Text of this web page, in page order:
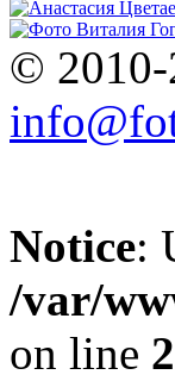
© 2010-
Notice:
/var/
on line